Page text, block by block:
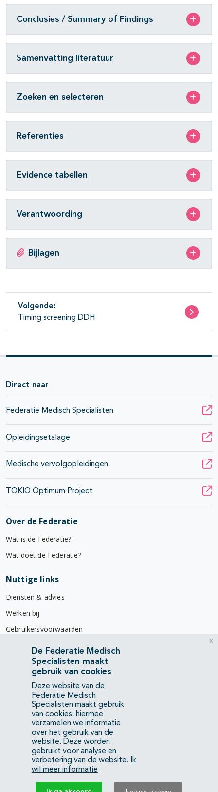
Conclusies / Summary of Findings
Samenvatting literatuur
Zoeken en selecteren
Referenties
Evidence tabellen
Verantwoording
Bijlagen
Volgende:
Timing screening DDH
Direct naar
Federatie Medisch Specialisten
Opleidingsetalage
Medische vervolgopleidingen
TOKIO Optimum Project
Over de Federatie
Wat is de Federatie?
Wat doet de Federatie?
Nuttige links
Diensten & advies
Werken bij
Gebruikersvoorwaarden
Privacyverklaring
Contact
Mercatorlaan 1200
3528 BL Utrecht
(088) 505 34 34
info@richtlijnendatabase.nl
YouTubeLinkedIn
De Federatie Medisch
Specialisten maakt
gebruik van cookies
Deze website van de
Federatie Medisch
Specialisten maakt gebruik
van cookies, hiermee
verzamelen we informatie
over het gebruik van de
website. Deze worden
gebruikt voor analyse en
verbetering van de website.
Ik
wil meer informatie
x